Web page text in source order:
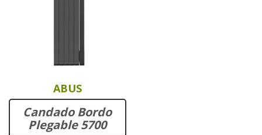
ABUS
Candado Bordo
Plegable 5700